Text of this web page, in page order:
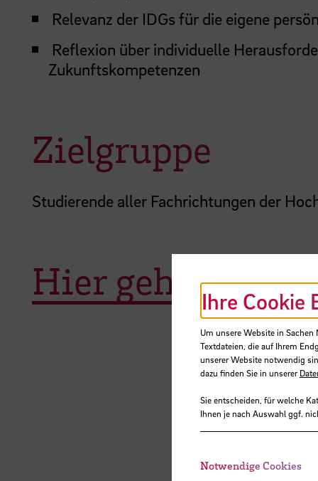
Relevanz der IDGs für die eigene
Reflexion über individuelle
Zukunftskompetenzen
Zielgruppe
Studierende aller Fachrichtungen der
Hier geht es zur
Ihre Cookie
Um unsere Website in
Textdateien, die auf Ihrem
unserer Website notwendig
dazu finden Sie in unserer
Sie entscheiden, für welche
Ihnen je nach Auswahl ggf.
Notwendige Cookies